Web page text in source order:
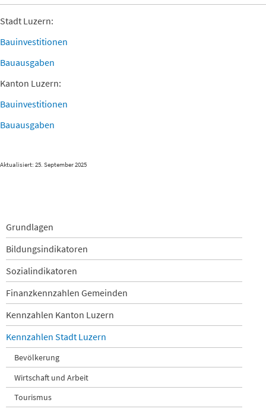
Stadt Luzern:
Bauinvestitionen
Bauausgaben
Kanton Luzern:
Bauinvestitionen
Bauausgaben
Aktualisiert: 25. September 2025
Navigation
überspringen
Grundlagen
Bildungsindikatoren
Sozialindikatoren
Finanzkennzahlen Gemeinden
Kennzahlen Kanton Luzern
Kennzahlen Stadt Luzern
Bevölkerung
Wirtschaft und Arbeit
Tourismus